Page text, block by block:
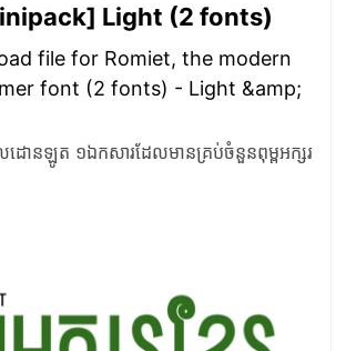
Light (2 fonts)
file for Romiet, the modern
font (2 fonts) - Light​ &amp;
ោនឡូត ១ឯកសារដែលមានគ្រប់ចំនួនពុម្ពអក្សរ